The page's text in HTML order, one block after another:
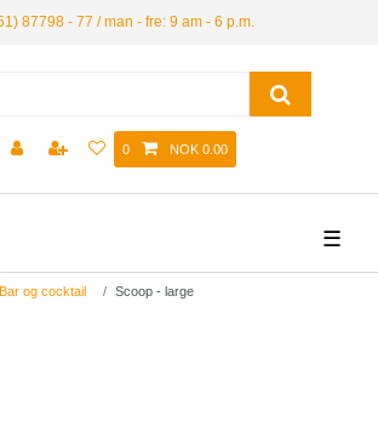
87798 - 77 / man - fre: 9 am - 6 p.m.
0 NOK 0.00
☰
Bar og cocktail Scoop - large